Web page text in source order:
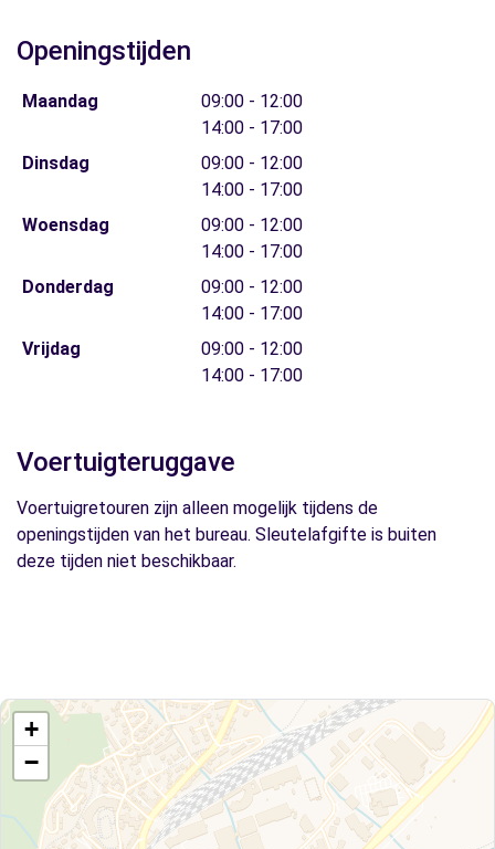
Openingstijden
Maandag
09:00 - 12:00
14:00 - 17:00
Dinsdag
09:00 - 12:00
14:00 - 17:00
Woensdag
09:00 - 12:00
14:00 - 17:00
Donderdag
09:00 - 12:00
14:00 - 17:00
Vrijdag
09:00 - 12:00
14:00 - 17:00
Voertuigteruggave
Voertuigretouren zijn alleen mogelijk tijdens de
openingstijden van het bureau. Sleutelafgifte is buiten
deze tijden niet beschikbaar.
+
−